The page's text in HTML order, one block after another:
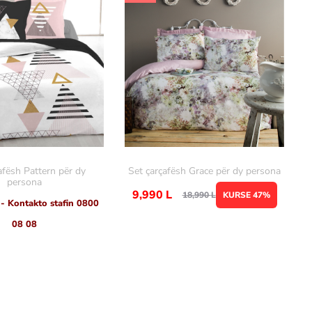
Pattern për dy
persona
- Kontakto stafin 0800
08 08
Set çarçafësh Grace për dy persona
KURSE 47%
18,990L
9,990 L